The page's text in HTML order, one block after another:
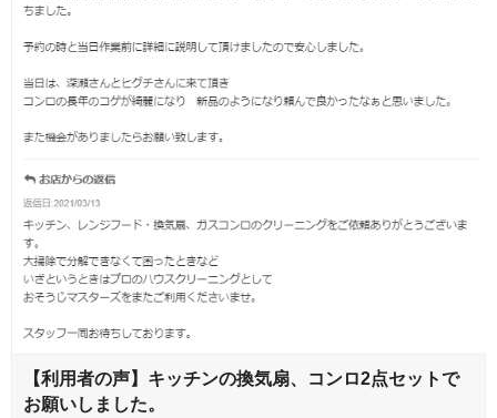
【利用者の声】キッチンの換気扇、コンロ2点セットで
お願いしました。